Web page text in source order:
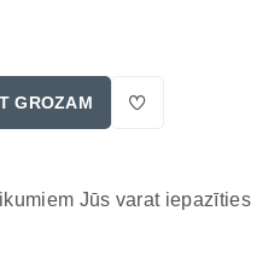
masē smaganas Ražotājs:
GROZAM
Jūs varat iepazīties